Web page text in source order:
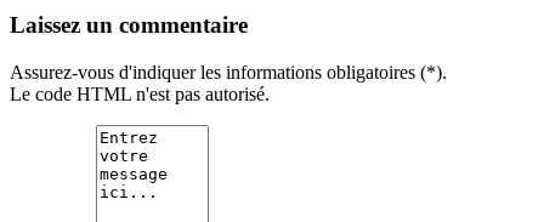
Laissez un commentaire
Assurez-vous d'indiquer les informations obligatoires (*).
Le code HTML n'est pas autorisé.